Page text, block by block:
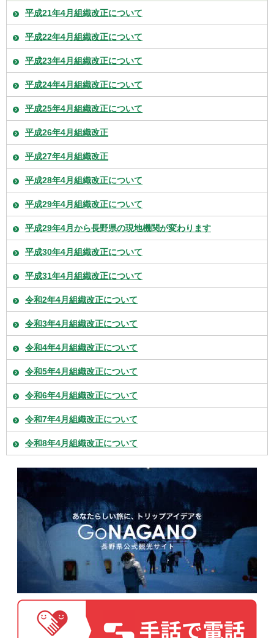
平成21年4月組織改正について
平成22年4月組織改正について
平成23年4月組織改正について
平成24年4月組織改正について
平成25年4月組織改正について
平成26年4月組織改正
平成27年4月組織改正
平成28年4月組織改正について
平成29年4月組織改正について
平成29年4月から長野県の現地機関が変わります
平成30年4月組織改正について
平成31年4月組織改正について
令和2年4月組織改正について
令和3年4月組織改正について
令和4年4月組織改正について
令和5年4月組織改正について
令和6年4月組織改正について
令和7年4月組織改正について
令和8年4月組織改正について